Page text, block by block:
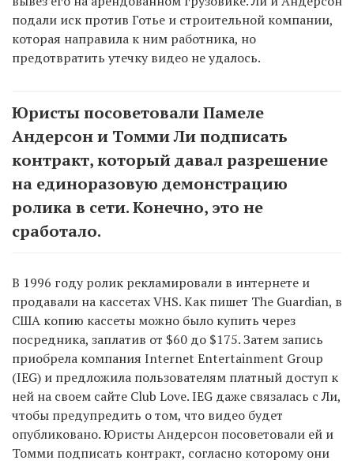
подали иск против Готье и строительной компании,
которая направила к ним работника, но
предотвратить утечку видео не удалось.
Юристы посоветовали Памеле
Андерсон и Томми Ли подписать
контракт, который давал разрешение
на единоразовую демонстрацию
ролика в сети. Конечно, это не
сработало.
В 1996 году ролик рекламировали в интернете и
продавали на кассетах VHS. Как пишет The Guardian, в
США копию кассеты можно было купить через
посредника, заплатив от $60 до $175. Затем запись
приобрела компания Internet Entertainment Group
(IEG) и предложила пользователям платный доступ к
ней на своем сайте Club Love. IEG даже связалась с Ли,
чтобы предупредить о том, что видео будет
опубликовано. Юристы Андерсон посоветовали ей и
Томми подписать контракт, согласно которому они